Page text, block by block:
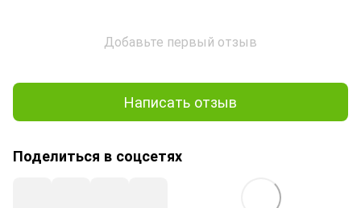
Добавьте первый отзыв
Написать отзыв
Поделиться в соцсетях